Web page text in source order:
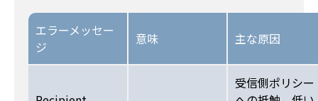
エラーメッセー
ジ
意味 主な原因
受信側ポリシー